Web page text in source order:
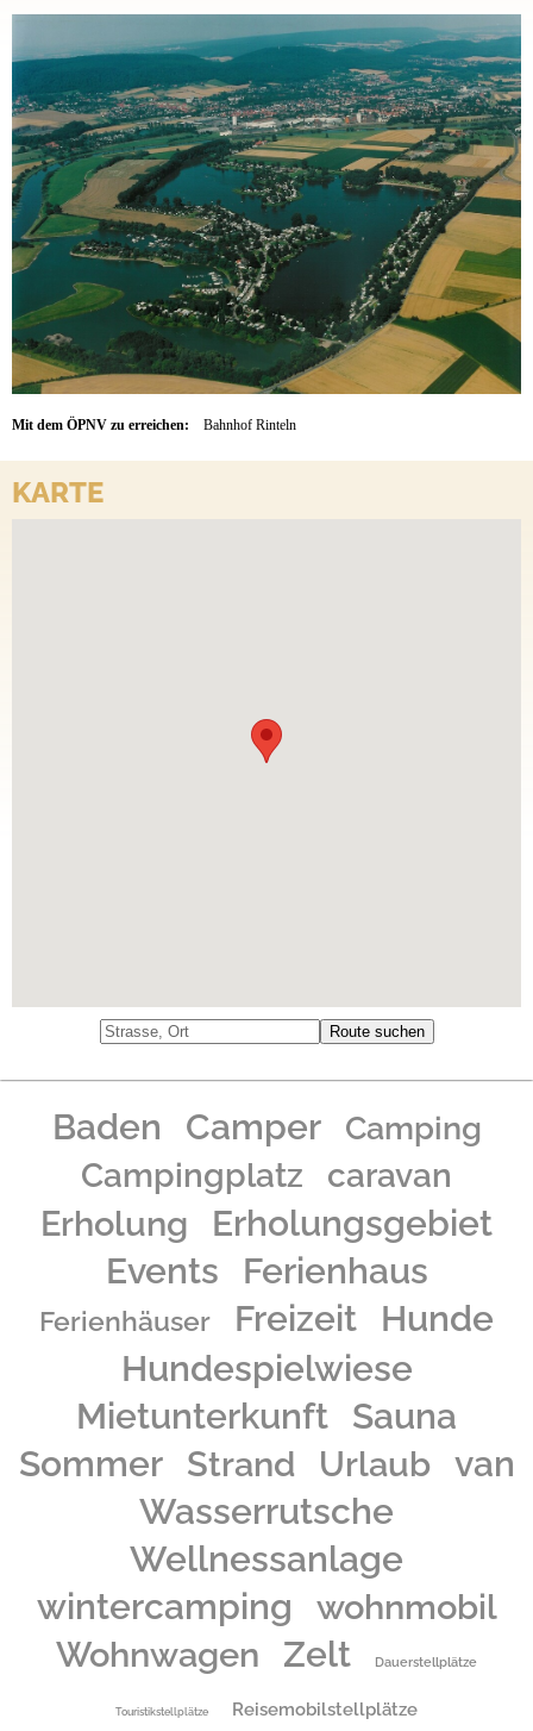
Weitere Informationen unter www.doktorsee.de
Mit dem ÖPNV zu erreichen: Bahnhof Rinteln
KARTE
Baden Camper Camping
Campingplatz
caravan
Erholung
Erholungsgebiet
Events
Ferienhaus
Ferienhäuser Freizeit
Hunde
Hundespielwiese
Mietunterkunft Sauna
Sommer
Strand Urlaub van
Wasserrutsche
Wellnessanlage
wintercamping
wohnmobil
Wohnwagen Zelt Dauerstellplätze
Touristikstellplätze Reisemobilstellplätze